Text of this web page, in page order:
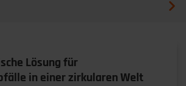
Lösung für
in einer zirkularen Welt